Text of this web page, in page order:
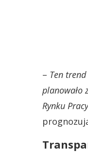
– Ten
planowało
Rynku